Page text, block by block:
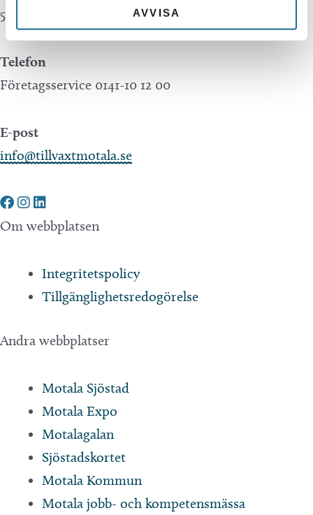
AVVISA
591 30 Motala
Telefon
Företagsservice 0141-10 12 00
E-post
info@tillvaxtmotala.se
Om webbplatsen
Integritetspolicy
Tillgänglighetsredogörelse
Andra webbplatser
Motala Sjöstad
Motala Expo
Motalagalan
Sjöstadskortet
Motala Kommun
Motala jobb- och kompetensmässa